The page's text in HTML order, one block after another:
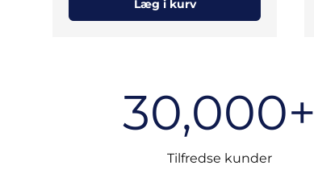
Læg i kurv
30,000+
Tilfredse kunder